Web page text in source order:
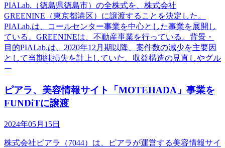
PIALab.（徳島県徳島市）の全株式を、株式会社
GREENINE（東京都港区）に譲渡することを決定した。
PIALab.は、コールセンター事業を中心とした事業を展開し
ている。GREENINEは、不動産事業を行っている。背景・
目的PIALab.は、2020年12月期以降、案件数の減少を主要因
として当期純損失を計上していた。収益構造の見直しやグル
ー
ピアラ、美容情報サイト「MOTEHADA」事業を
FUNDiTに譲渡
2024年05月15日
株式会社ピアラ（7044）は、ピアラが運営する美容情報サイ